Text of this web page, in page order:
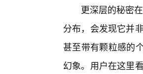
更深层的秘密
分布，会发现它并
甚至带有颗粒感的
幻象。用户在这里